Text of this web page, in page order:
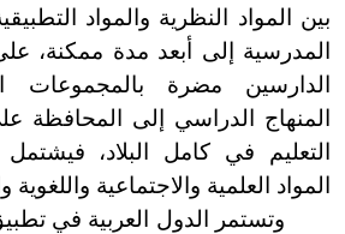
بين المواد النظرية والمواد
المدرسية إلى أبعد مدة ممكنة،
الدارسين مضرة بالمجموعات
المنهاج الدراسي إلى
التعليم في كامل البلاد،
المواد العلمية والاجتماعية واللغوية
وتستمر الدول العربية في